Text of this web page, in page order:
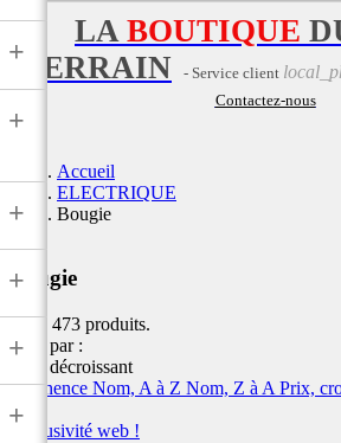
+
+
+
+
+
+
LA BOUTIQUE
TERRAIN
- Service client
Contactez-nous
Accueil
ELECTRIQUE
Bougie
Bougie
Il y a 473 produits.
Trier par :
Prix, décroissant
Pertinence Nom, A à Z Nom, Z à A Prix,
Exclusivité web !